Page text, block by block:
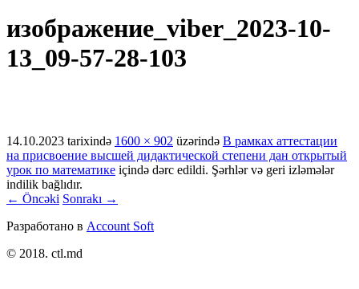
изображение_viber_2023-10-
13_09-57-28-103
14.10.2023 tarixində 1600 × 902 üzərində В рамках аттестации
на присвоение высшей дидактической степени дан открытый
урок по математике içində dərc edildi. Şərhlər və geri izləmələr
indilik bağlıdır.
← Öncəki Sonrakı →
Разработано в Account Soft
© 2018. ctl.md